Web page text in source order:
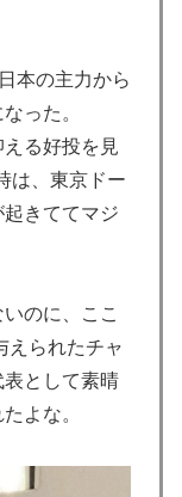
だったの
代表、W杯ポッ
64」なら追い風
！【海外の反
、海外でも大騒
しの声も」
価値がある」
甘える外国人に
本の主力から
った。
る好投を見
は、東京ドー
きててマジ
のに、ここ
えられたチャ
として素晴
よな。